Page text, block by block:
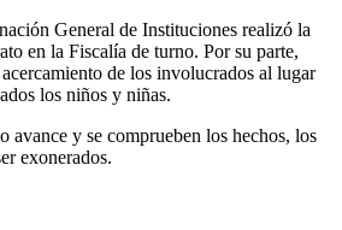
General de Instituciones realizó la
en la Fiscalía de turno. Por su parte,
de los involucrados al lugar
los niños y niñas.
avance y se comprueben los hechos, los
exonerados.